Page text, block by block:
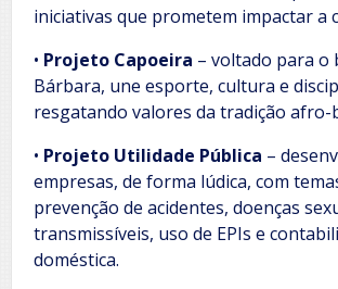
iniciativas que prometem impactar a
• Projeto Capoeira – voltado para o
Bárbara, une esporte, cultura e
resgatando valores da tradição afro-
• Projeto Utilidade Pública –
empresas, de forma lúdica, com
prevenção de acidentes, doenças
transmissíveis, uso de EPIs e
doméstica.